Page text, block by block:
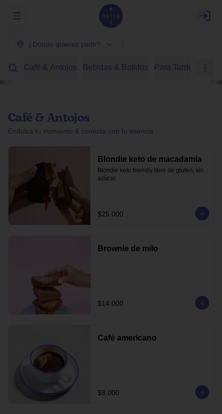
Abrir menu de navegación Login
¿Dónde quieres pedir?
Café & Antojos Bebidas & Batidos Para Tardear
Café & Antojos
Endulza tu momento & conecta con tu esencia
Blondie keto de macadamia
Blondie keto friendly libre de gluten, sin
azúcar.
$25.000
Brownie de milo
$14.000
Café americano
$8.000